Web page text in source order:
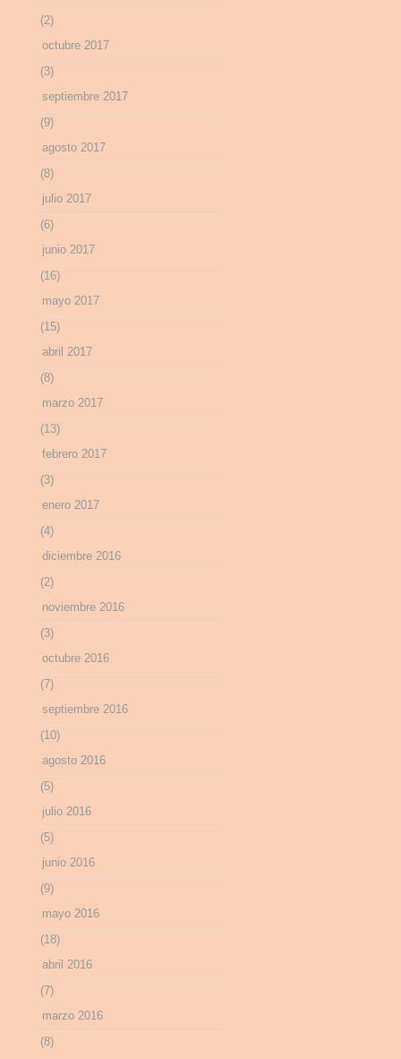
(2)
octubre 2017
(3)
septiembre 2017
(9)
agosto 2017
(8)
julio 2017
(6)
junio 2017
(16)
mayo 2017
(15)
abril 2017
(8)
marzo 2017
(13)
febrero 2017
(3)
enero 2017
(4)
diciembre 2016
(2)
noviembre 2016
(3)
octubre 2016
(7)
septiembre 2016
(10)
agosto 2016
(5)
julio 2016
(5)
junio 2016
(9)
mayo 2016
(18)
abril 2016
(7)
marzo 2016
(8)